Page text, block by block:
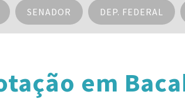
SENADOR DEP. FEDERAL
em